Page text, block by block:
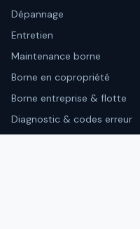
Dépannage
Entretien
Maintenance borne
Borne en copropriété
Borne entreprise & flotte
Diagnostic & codes erreur